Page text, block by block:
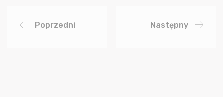
Poprzedni Następny